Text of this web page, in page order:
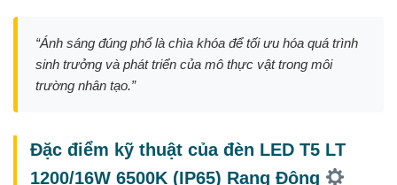
“Ánh sáng đúng phổ là chìa khóa để tối ưu hóa quá trình
sinh trưởng và phát triển của mô thực vật trong môi
trường nhân tạo.”
Đặc điểm kỹ thuật của đèn LED T5 LT
1200/16W 6500K (IP65) Rạng Đông